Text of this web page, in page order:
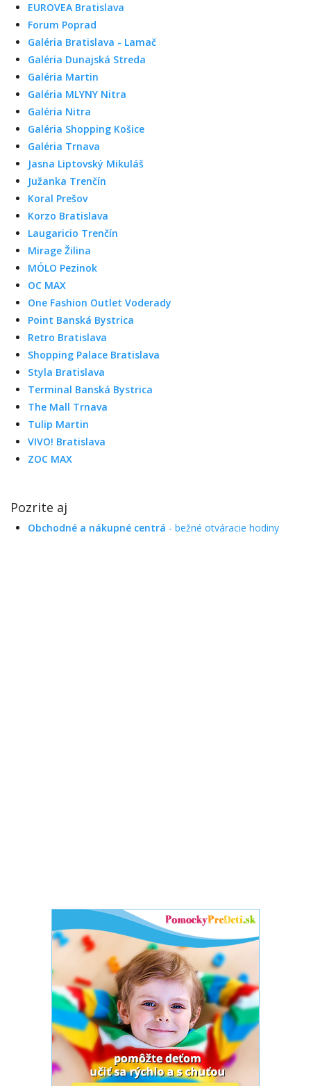
EUROVEA Bratislava
Forum Poprad
Galéria Bratislava - Lamač
Galéria Dunajská Streda
Galéria Martin
Galéria MLYNY Nitra
Galéria Nitra
Galéria Shopping Košice
Galéria Trnava
Jasna Liptovský Mikuláš
Južanka Trenčín
Koral Prešov
Korzo Bratislava
Laugaricio Trenčín
Mirage Žilina
MÓLO Pezinok
OC MAX
One Fashion Outlet Voderady
Point Banská Bystrica
Retro Bratislava
Shopping Palace Bratislava
Styla Bratislava
Terminal Banská Bystrica
The Mall Trnava
Tulip Martin
VIVO! Bratislava
ZOC MAX
Pozrite aj
Obchodné a nákupné centrá - bežné otváracie hodiny